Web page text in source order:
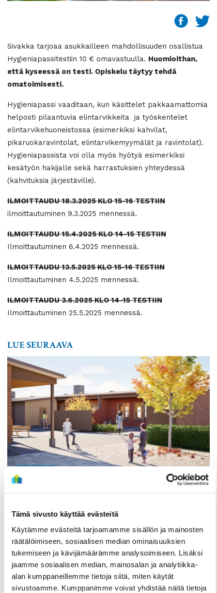
Tämä sivusto käyttää evästeitä
Käytämme evästeitä tarjoamamme sisällön ja mainosten
räätälöimiseen, sosiaalisen median ominaisuuksien
tukemiseen ja kävijämäärämme analysoimiseen. Lisäksi
jaamme sosiaalisen median, mainosalan ja analytiikka-
alan kumppaneillemme tietoja siitä, miten käytät
sivustoamme. Kumppanimme voivat yhdistää näitä tietoja
Sivakka tarjoaa asukkailleen mahdollisuuden osallistua
Hygieniapassitestiin 10 € omavastuulla. Huomioithan,
että kyseessä on testi. Opiskelu täytyy tehdä
omatoimisesti.
Hygieniapassi vaaditaan, kun käsittelet pakkaamattomia
helposti pilaantuvia elintarvikkeita ja työskentelet
elintarvikehuoneistossa (esimerkiksi kahvilat,
pikaruokaravintolat, elintarvikemyymälät ja ravintolat).
Hygieniapassista voi olla myös hyötyä esimerkiksi
kesätyön hakijalle sekä harrastuksien yhteydessä
(kahvituksia järjestäville).
ILMOITTAUDU 18.3.2025 KLO 15-16 TESTIIN
ilmoittautuminen 9.3.2025 mennessä.
ILMOITTAUDU 15.4.2025 KLO 14-15 TESTIIN
Ilmoittautuminen 6.4.2025 mennessä.
ILMOITTAUDU 13.5.2025 KLO 15-16 TESTIIN
Ilmoittautuminen 4.5.2025 mennessä.
ILMOITTAUDU 3.6.2025 KLO 14-15TESTIIN
Ilmoittautuminen 25.5.2025 mennessä.
LUE SEURAAVA
Kuivasjärvelle valmistumassa uusia
3 Elokuun